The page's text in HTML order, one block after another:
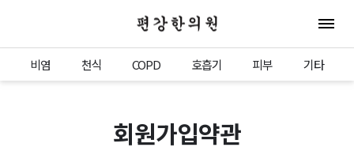
편강한의원 전체
비염 천식 COPD 호흡기 피부 기타
회원가입약관